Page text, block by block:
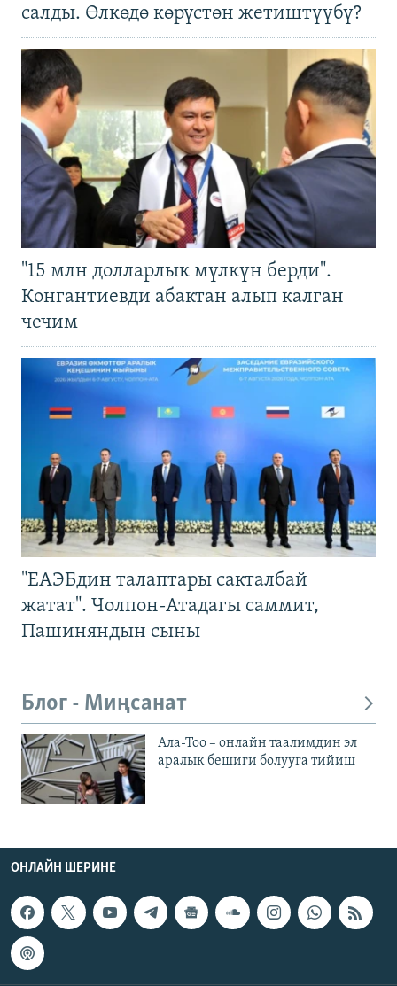
салды. Өлкөдө көрүстөн жетиштүүбү?
"15 млн долларлык мүлкүн берди".
Конгантиевди абактан алып калган
чечим
"ЕАЭБдин талаптары сакталбай
жатат". Чолпон-Атадагы саммит,
Пашиняндын сыны
Блог - Миңсанат
Ала-Тоо – онлайн таалимдин эл
аралык бешиги болууга тийиш
ОНЛАЙН ШЕРИНЕ